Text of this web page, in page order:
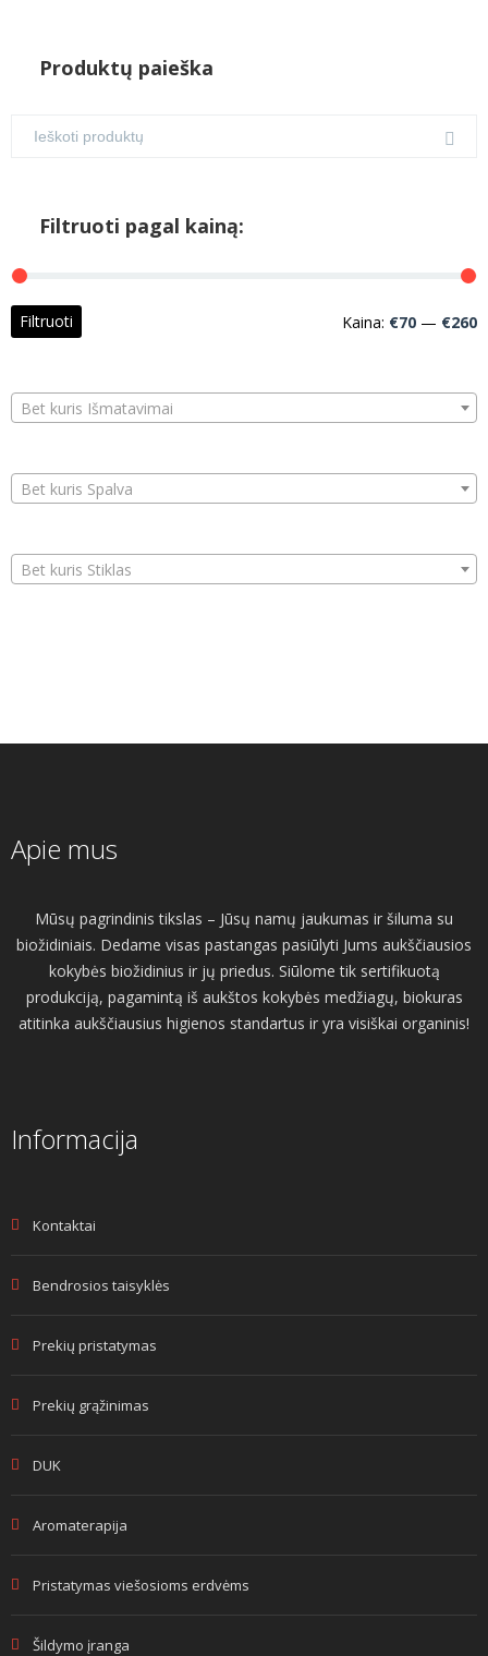
Produktų paieška
Filtruoti pagal kainą:
Filtruoti Kaina: €70 — €260
Bet kuris Išmatavimai
Bet kuris Spalva
Bet kuris Stiklas
Apie mus
Mūsų pagrindinis tikslas – Jūsų namų jaukumas ir šiluma su
biožidiniais. Dedame visas pastangas pasiūlyti Jums aukščiausios
kokybės biožidinius ir jų priedus. Siūlome tik sertifikuotą
produkciją, pagamintą iš aukštos kokybės medžiagų, biokuras
atitinka aukščiausius higienos standartus ir yra visiškai organinis!
Informacija
Kontaktai
Bendrosios taisyklės
Prekių pristatymas
Prekių grąžinimas
DUK
Aromaterapija
Pristatymas viešosioms erdvėms
Šildymo įranga